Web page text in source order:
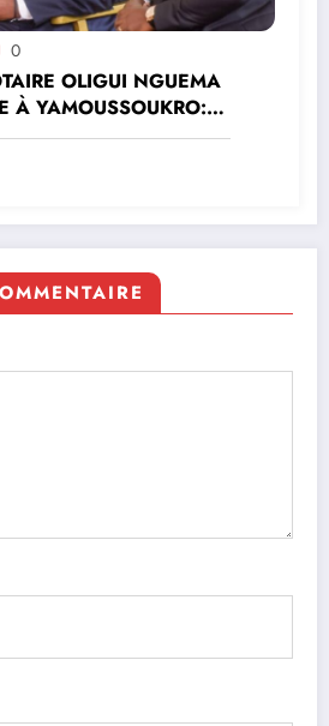
0
OLIGUI NGUEMA
À YAMOUSSOUKRO:LE
CLAUDE DANHO
CÉRÉMONIE